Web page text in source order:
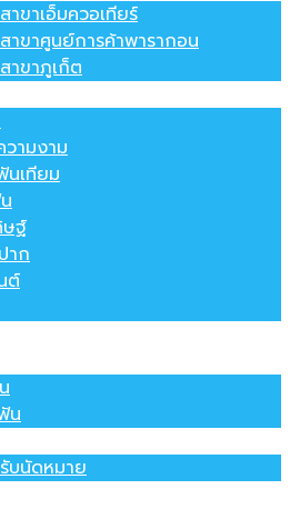
ขาเอ็มควอเทียร์
ขาศูนย์การค้าพารากอน
ขาภูเก็ต
ามงาม
นเทียม
ษฐ์
าก
ต์
น
บนัดหมาย